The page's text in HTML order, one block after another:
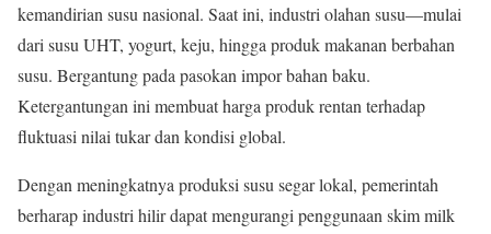
kemandirian susu nasional. Saat ini, industri olahan susu—mulai
dari susu UHT, yogurt, keju, hingga produk makanan berbahan
susu. Bergantung pada pasokan impor bahan baku.
Ketergantungan ini membuat harga produk rentan terhadap
fluktuasi nilai tukar dan kondisi global.
Dengan meningkatnya produksi susu segar lokal, pemerintah
berharap industri hilir dapat mengurangi penggunaan skim milk